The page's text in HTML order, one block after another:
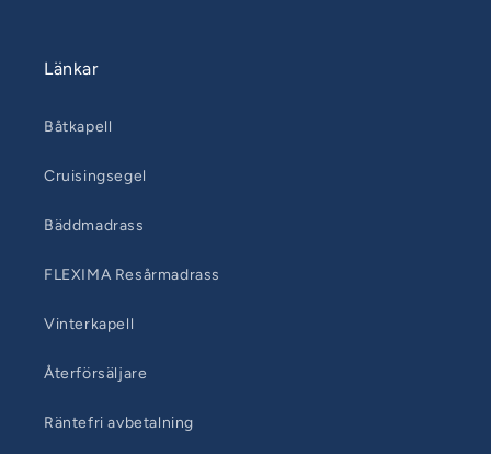
Länkar
Båtkapell
Cruisingsegel
Bäddmadrass
FLEXIMA Resårmadrass
Vinterkapell
Återförsäljare
Räntefri avbetalning